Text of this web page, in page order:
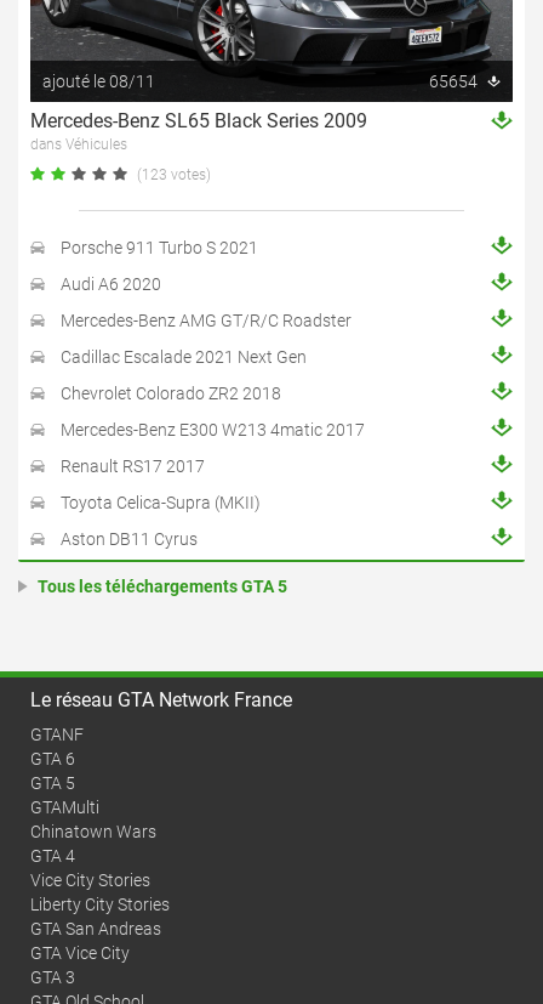
ajouté le 08/11 65654
Mercedes-Benz SL65 Black Series 2009
dans Véhicules
(123 votes)
Porsche 911 Turbo S 2021
Audi A6 2020
Mercedes-Benz AMG GT/R/C Roadster
Cadillac Escalade 2021 Next Gen
Chevrolet Colorado ZR2 2018
Mercedes-Benz E300 W213 4matic 2017
Renault RS17 2017
Toyota Celica-Supra (MKII)
Aston DB11 Cyrus
Tous les téléchargements GTA 5
Le réseau GTA Network France
GTANF
GTA 6
GTA 5
GTAMulti
Chinatown Wars
GTA 4
Vice City Stories
Liberty City Stories
GTA San Andreas
GTA Vice City
GTA 3